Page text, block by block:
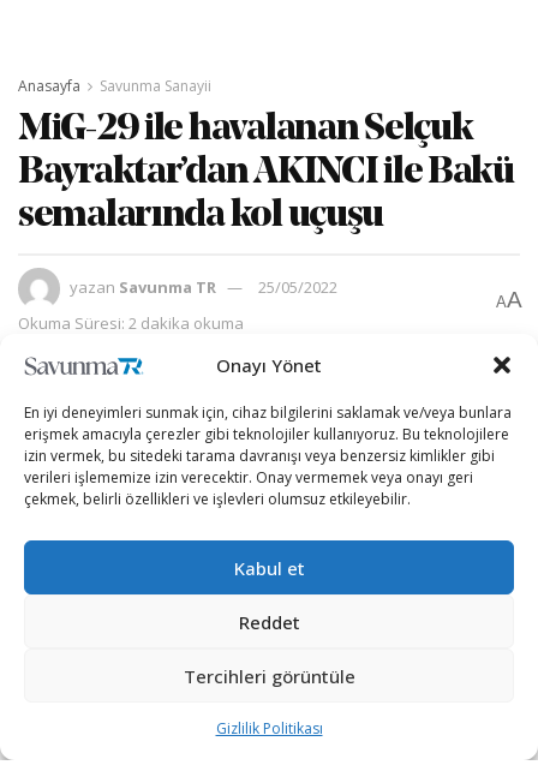
Onayı Yönet
En iyi deneyimleri sunmak için, cihaz bilgilerini saklamak ve/veya bunlara
erişmek amacıyla çerezler gibi teknolojiler kullanıyoruz. Bu teknolojilere
izin vermek, bu sitedeki tarama davranışı veya benzersiz kimlikler gibi
verileri işlememize izin verecektir. Onay vermemek veya onayı geri
çekmek, belirli özellikleri ve işlevleri olumsuz etkileyebilir.
Kabul et
Reddet
Tercihleri görüntüle
Gizlilik Politikası
Anasayfa Savunma Sanayii
MiG-29 ile havalanan Selçuk
Bayraktar’dan AKINCI ile Bakü
semalarında kol uçuşu
yazan Savunma TR
25/05/2022
Okuma Süresi: 2 dakika okuma
AA
Bayraktar’ın uçtuğu MiG-29, Baykar tarafından milli ve